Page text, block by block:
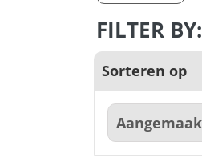
FILTER BY:
Sorteren op